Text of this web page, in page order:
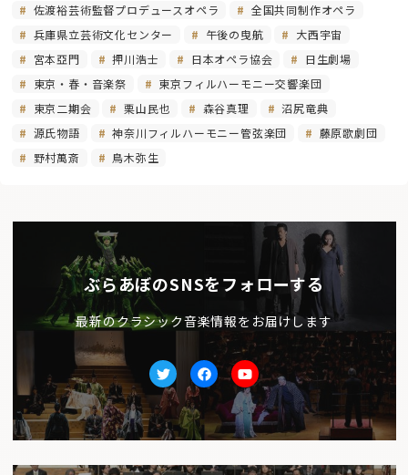
佐渡裕芸術監督プロデュースオペラ
全国共同制作オペラ
兵庫県立芸術文化センター
午後の曳航
大西宇宙
宮本亞門
押川浩士 日本オペラ協会
日生劇場
東京・春・音楽祭
東京フィルハーモニー交響楽団
東京二期会
栗山民也 森谷真理
沼尻竜典
源氏物語
神奈川フィルハーモニー管弦楽団
藤原歌劇団
野村萬斎
鳥木弥生
ぶらあぼのSNSをフォローする
最新のクラシック音楽情報をお届けします
TwitterfacebookYoutube